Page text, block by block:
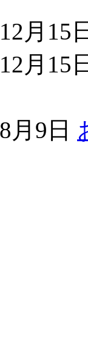
月15
月15
月9日